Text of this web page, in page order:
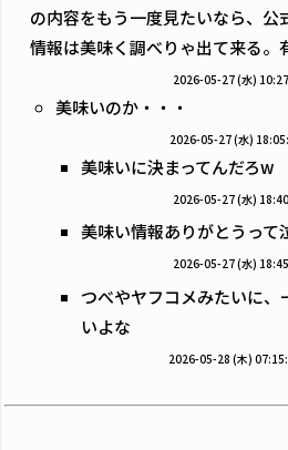
の内容をもう一度見たいなら、公
情報は美味く調べりゃ出て来る。
2026-05-27 (水)
美味いのか・・・
2026-05-27 (水)
美味いに決まってんだろw
2026-05-27 (水)
美味い情報ありがとうって
2026-05-27 (水)
つべやヤフコメみたいに
いよな
2026-05-28 (木)